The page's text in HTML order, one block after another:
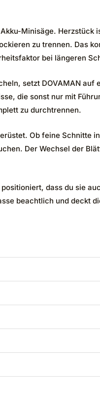
Minisäge. Herzstück
zu trennen. Das
bei längeren
setzt DOVAMAN auf
die sonst nur mit
zu durchtrennen.
Ob feine Schnitte
Der Wechsel der
dass du sie
beachtlich und deckt